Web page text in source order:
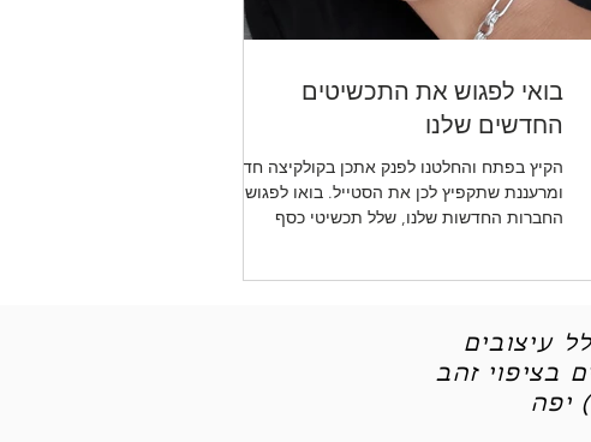
בואי לפגוש את התכשיטים
החדשים שלנו
הקיץ בפתח והחלטנו לפנק אתכן בקולקיצה חדשה
ומרעננת שתקפיץ לכן את הסטייל. בואו לפגוש את
החברות החדשות שלנו, שלל תכשיטי כסף
עיצובים
בציפוי זהב